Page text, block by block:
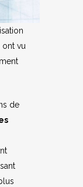
ont vu
de